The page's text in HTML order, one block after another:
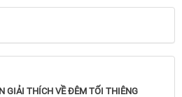
GIẢI THÍCH VỀ ĐÊM TỐI THIÊNG